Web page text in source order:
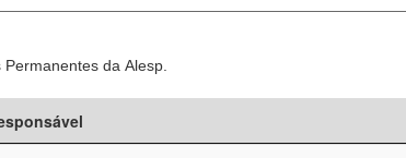
da Alesp.